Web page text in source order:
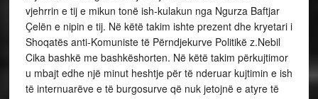
vjehrrin e tij e mikun tonë ish-kulakun nga Ngurza Baftjar
Çelën e nipin e tij. Në këtë takim ishte prezent dhe kryetari i
Shoqatës anti-Komuniste të Përndjekurve Politikë z.Nebil
Cika bashkë me bashkëshorten. Në këtë takim përkujtimor
u mbajt edhe një minut heshtje për të nderuar kujtimin e ish
të internuarëve e të burgosurve që nuk jetojnë e atyre të